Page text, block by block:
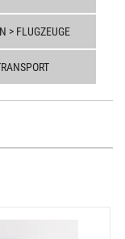
> FLUGZEUGE